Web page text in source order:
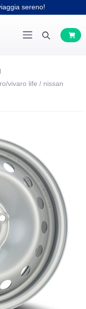
sereno!
vivaro life / nissan